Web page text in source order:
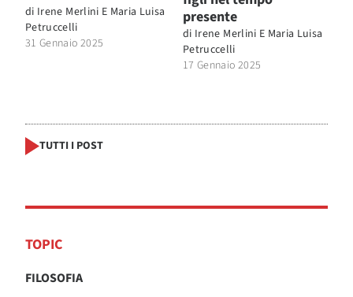
di Irene Merlini E Maria Luisa
Petruccelli
31 Gennaio 2025
presente
di Irene Merlini E Maria Luisa
Petruccelli
17 Gennaio 2025
TUTTI I POST
TOPIC
FILOSOFIA